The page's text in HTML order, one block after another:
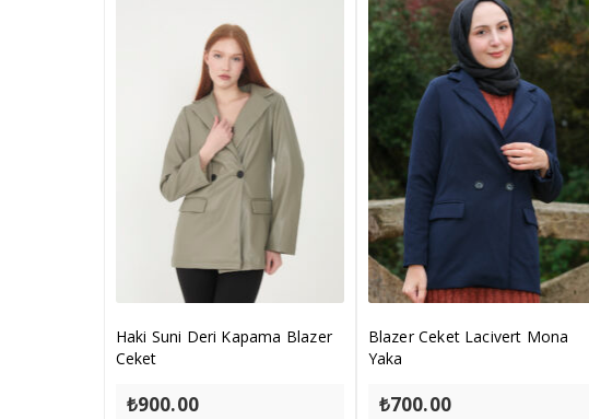
Haki Suni Deri Kapama Blazer
Ceket
₺900.00
Blazer Ceket Lacivert Mona
Yaka
₺700.00